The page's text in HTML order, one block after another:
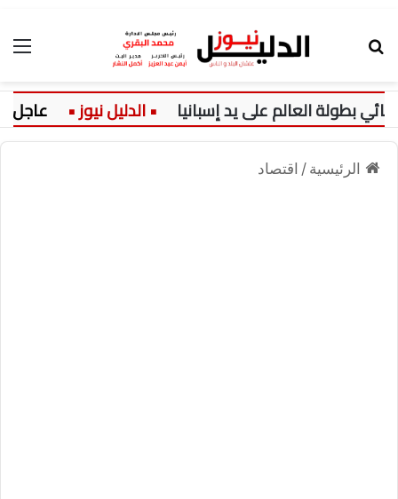
العالم على يد إسبانيا عاجل:
الرئيسية / اقتصاد